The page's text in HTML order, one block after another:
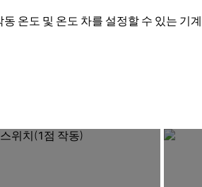
동 온도 및 온도 차를 설정할 수 있는 기